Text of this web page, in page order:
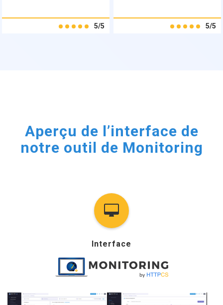
5/5 5/5
Aperçu de l’interface de
notre outil de Monitoring
Interface